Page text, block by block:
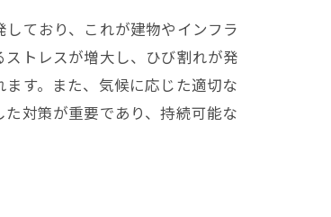
ており、これが建物やインフラ
トレスが増大し、ひび割れが発
す。また、気候に応じた適切な
対策が重要であり、持続可能な